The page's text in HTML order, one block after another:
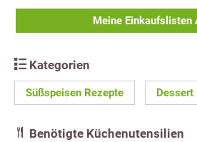
Meine Einkaufslisten
Kategorien
Süßspeisen Rezepte Dessert
Benötigte Küchenutensilien